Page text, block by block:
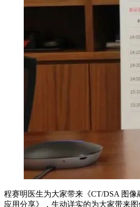
程赛明医生为大家带来《CT/DSA 图
应用分享》，生动详实的为大家带来